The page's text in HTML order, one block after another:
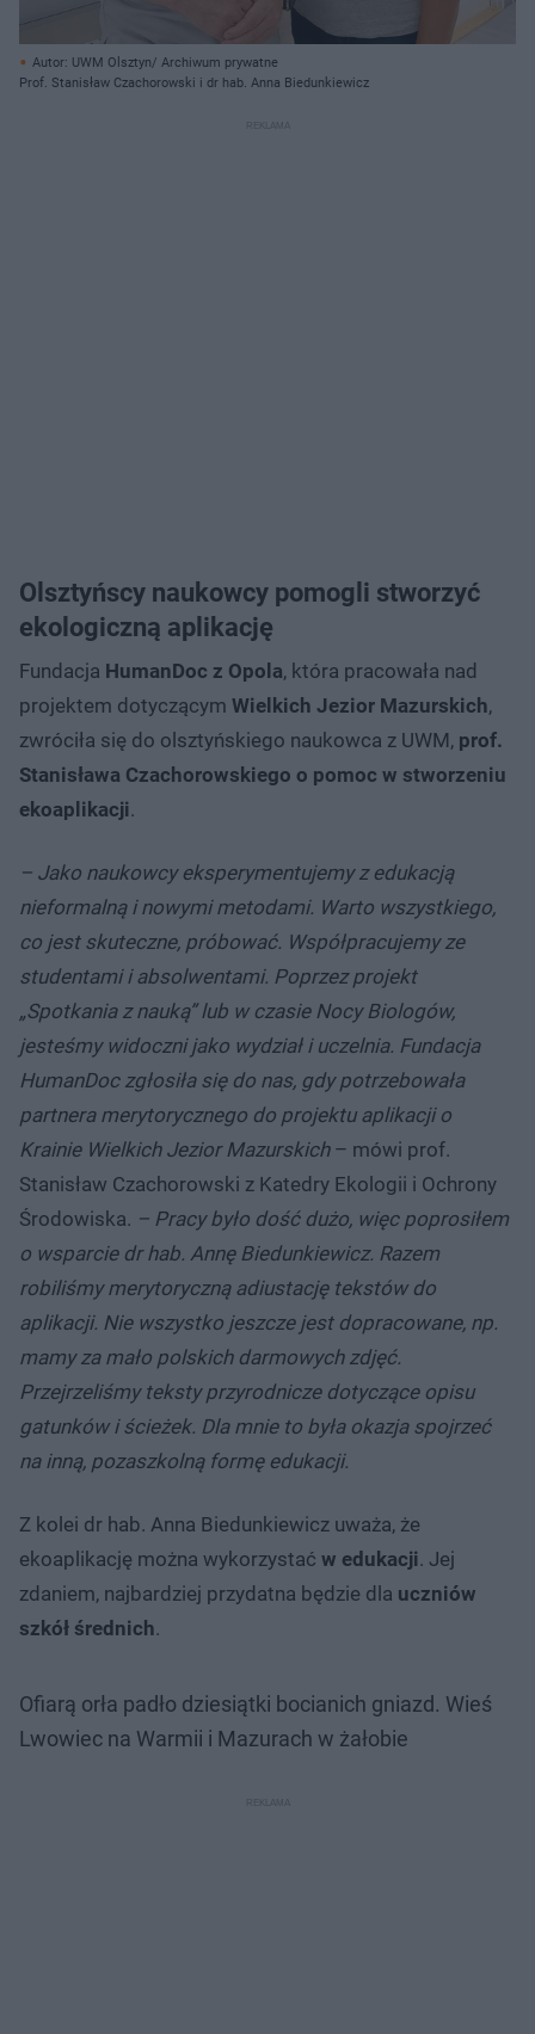
Autor: UWM Olsztyn/ Archiwum prywatne
Prof. Stanisław Czachorowski i dr hab. Anna Biedunkiewicz
Olsztyńscy naukowcy pomogli stworzyć
ekologiczną aplikację
Fundacja HumanDoc z Opola, która pracowała nad
projektem dotyczącym Wielkich Jezior Mazurskich,
zwróciła się do olsztyńskiego naukowca z UWM, prof.
Stanisława Czachorowskiego o pomoc w stworzeniu
ekoaplikacji.
– Jako naukowcy eksperymentujemy z edukacją
nieformalną i nowymi metodami. Warto wszystkiego,
co jest skuteczne, próbować. Współpracujemy ze
studentami i absolwentami. Poprzez projekt
„Spotkania z nauką” lub w czasie Nocy Biologów,
jesteśmy widoczni jako wydział i uczelnia. Fundacja
HumanDoc zgłosiła się do nas, gdy potrzebowała
partnera merytorycznego do projektu aplikacji o
Krainie Wielkich Jezior Mazurskich– mówi prof.
Stanisław Czachorowski z Katedry Ekologii i Ochrony
Środowiska. – Pracy było dość dużo, więc poprosiłem
o wsparcie dr hab. Annę Biedunkiewicz. Razem
robiliśmy merytoryczną adiustację tekstów do
aplikacji. Nie wszystko jeszcze jest dopracowane, np.
mamy za mało polskich darmowych zdjęć.
Przejrzeliśmy teksty przyrodnicze dotyczące opisu
gatunków i ścieżek. Dla mnie to była okazja spojrzeć
na inną, pozaszkolną formę edukacji.
Z kolei dr hab. Anna Biedunkiewicz uważa, że
ekoaplikację można wykorzystać w edukacji. Jej
zdaniem, najbardziej przydatna będzie dla uczniów
szkół średnich.
Ofiarą orła padło dziesiątki bocianich gniazd. Wieś
Lwowiec na Warmii i Mazurach w żałobie